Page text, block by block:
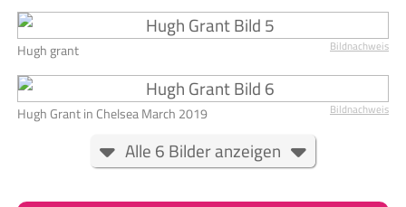
Bildnachweis
Hugh grant
Bildnachweis
Hugh Grant in Chelsea March 2019
Alle 6 Bilder anzeigen